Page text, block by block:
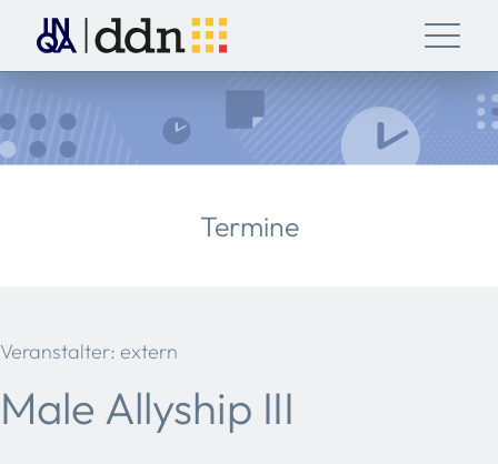
Termine
Veranstalter: extern
Male Allyship III